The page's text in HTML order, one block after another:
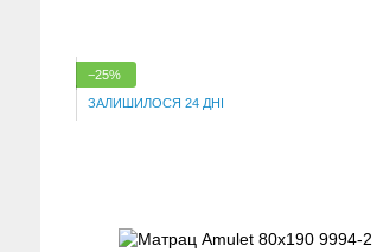
−25%
ЗАЛИШИЛОСЯ 24 ДНІ